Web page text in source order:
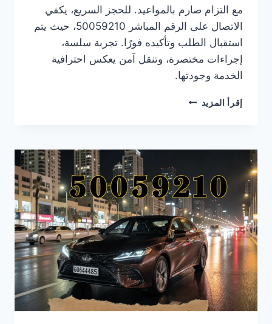
مع التزام صارم بالمواعيد. للحجز السريع، يكفي
الاتصال على الرقم المباشر 50059210، حيث يتم
استقبال الطلب وتأكيده فورًا. تجربة سلسة،
إجراءات مختصرة، وتنقل آمن يعكس احترافية
الخدمة وجودتها.
إقرأ المزيد ما
المقوع
الحجز
50059210